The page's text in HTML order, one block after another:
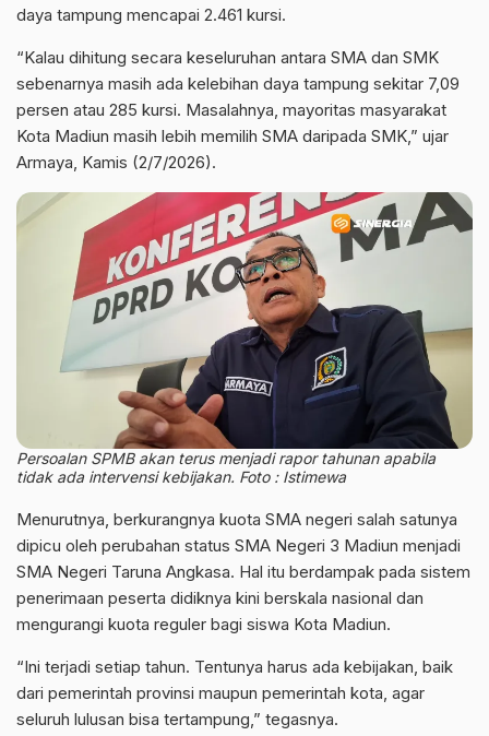
daya tampung mencapai 2.461 kursi.
“Kalau dihitung secara keseluruhan antara SMA dan SMK
sebenarnya masih ada kelebihan daya tampung sekitar 7,09
persen atau 285 kursi. Masalahnya, mayoritas masyarakat
Kota Madiun masih lebih memilih SMA daripada SMK,” ujar
Armaya, Kamis (2/7/2026).
Persoalan SPMB akan terus menjadi rapor tahunan apabila
tidak ada intervensi kebijakan. Foto : Istimewa
Menurutnya, berkurangnya kuota SMA negeri salah satunya
dipicu oleh perubahan status SMA Negeri 3 Madiun menjadi
SMA Negeri Taruna Angkasa. Hal itu berdampak pada sistem
penerimaan peserta didiknya kini berskala nasional dan
mengurangi kuota reguler bagi siswa Kota Madiun.
“Ini terjadi setiap tahun. Tentunya harus ada kebijakan, baik
dari pemerintah provinsi maupun pemerintah kota, agar
seluruh lulusan bisa tertampung,” tegasnya.